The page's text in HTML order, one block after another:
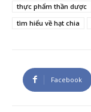
thực phẩm thần dược
tìm hiểu về hạt chia
Facebook